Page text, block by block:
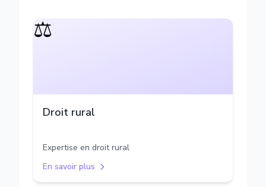
⚖️
Droit rural
Expertise en droit rural
En savoir plus